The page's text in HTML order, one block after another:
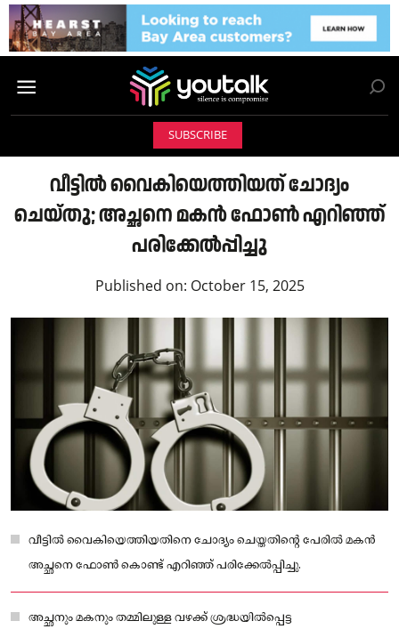
SUBSCRIBE
വീട്ടിൽ വൈകിയെത്തിയത് ചോദ്യം
ചെയ്തു; അച്ഛനെ മകൻ ഫോൺ എറിഞ്ഞ്
പരിക്കേൽപ്പിച്ചു
Published on: October 15, 2025
വീട്ടിൽ വൈകിയെത്തിയതിനെ ചോദ്യം ചെയ്തതിൻ്റെ പേരിൽ മകൻ
അച്ഛനെ ഫോൺ കൊണ്ട് എറിഞ്ഞ് പരിക്കേൽപ്പിച്ചു.
അച്ഛനും മകനും തമ്മിലുള്ള വഴക്ക് ശ്രദ്ധയിൽപ്പെട്ട